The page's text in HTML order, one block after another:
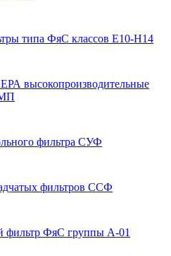
типа ФяС классов Е10-Н14
высокопроизводительные
фильтра СУФ
фильтров ССФ
фильтр ФяС группы А-01